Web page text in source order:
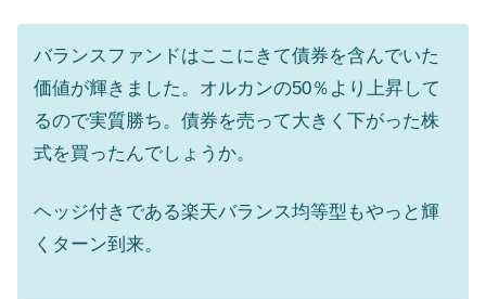
バランスファンドはここにきて債券を含んでいた
価値が輝きました。オルカンの50％より上昇して
るので実質勝ち。債券を売って大きく下がった株
式を買ったんでしょうか。
ヘッジ付きである楽天バランス均等型もやっと輝
くターン到来。